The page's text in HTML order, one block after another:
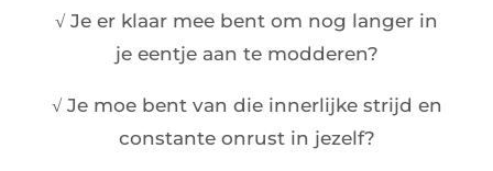
√ Je er klaar mee bent om nog langer in
je eentje aan te modderen?
√ Je moe bent van die innerlijke strijd en
constante onrust in jezelf?